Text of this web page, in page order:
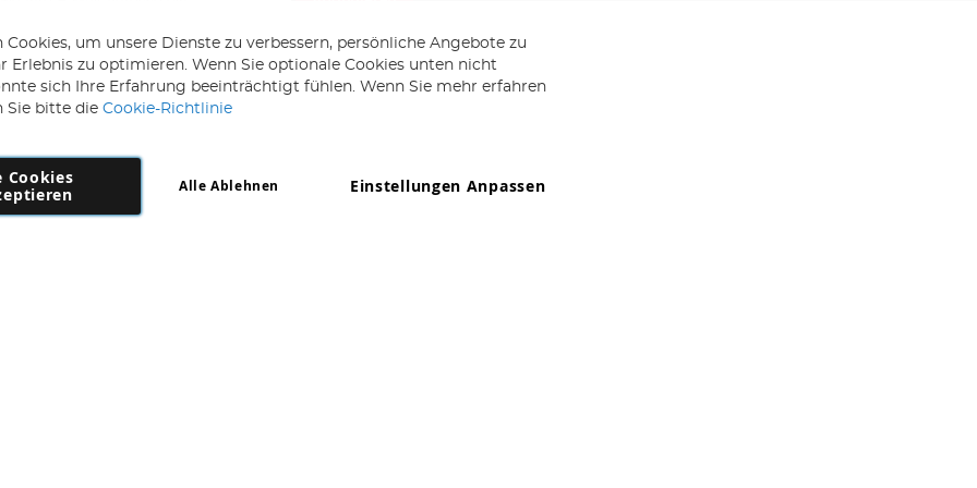
Copyright 1997 - 2026 AD NL B.V. Alle Rechte vorbehalten.
B.V Dirk Hartogweg 14 DC1 Unit 5 5928LV Venlo, Firmennummer: 863029607
Cookies, um unsere Dienste zu verbessern, persönliche Angebote zu
Erlebnis zu optimieren. Wenn Sie optionale Cookies unten nicht
sich Ihre Erfahrung beeinträchtigt fühlen. Wenn Sie mehr erfahren
Sie bitte die Cookie-Richtlinie
Cookies
Einstellungen Anpassen
Alle Ablehnen